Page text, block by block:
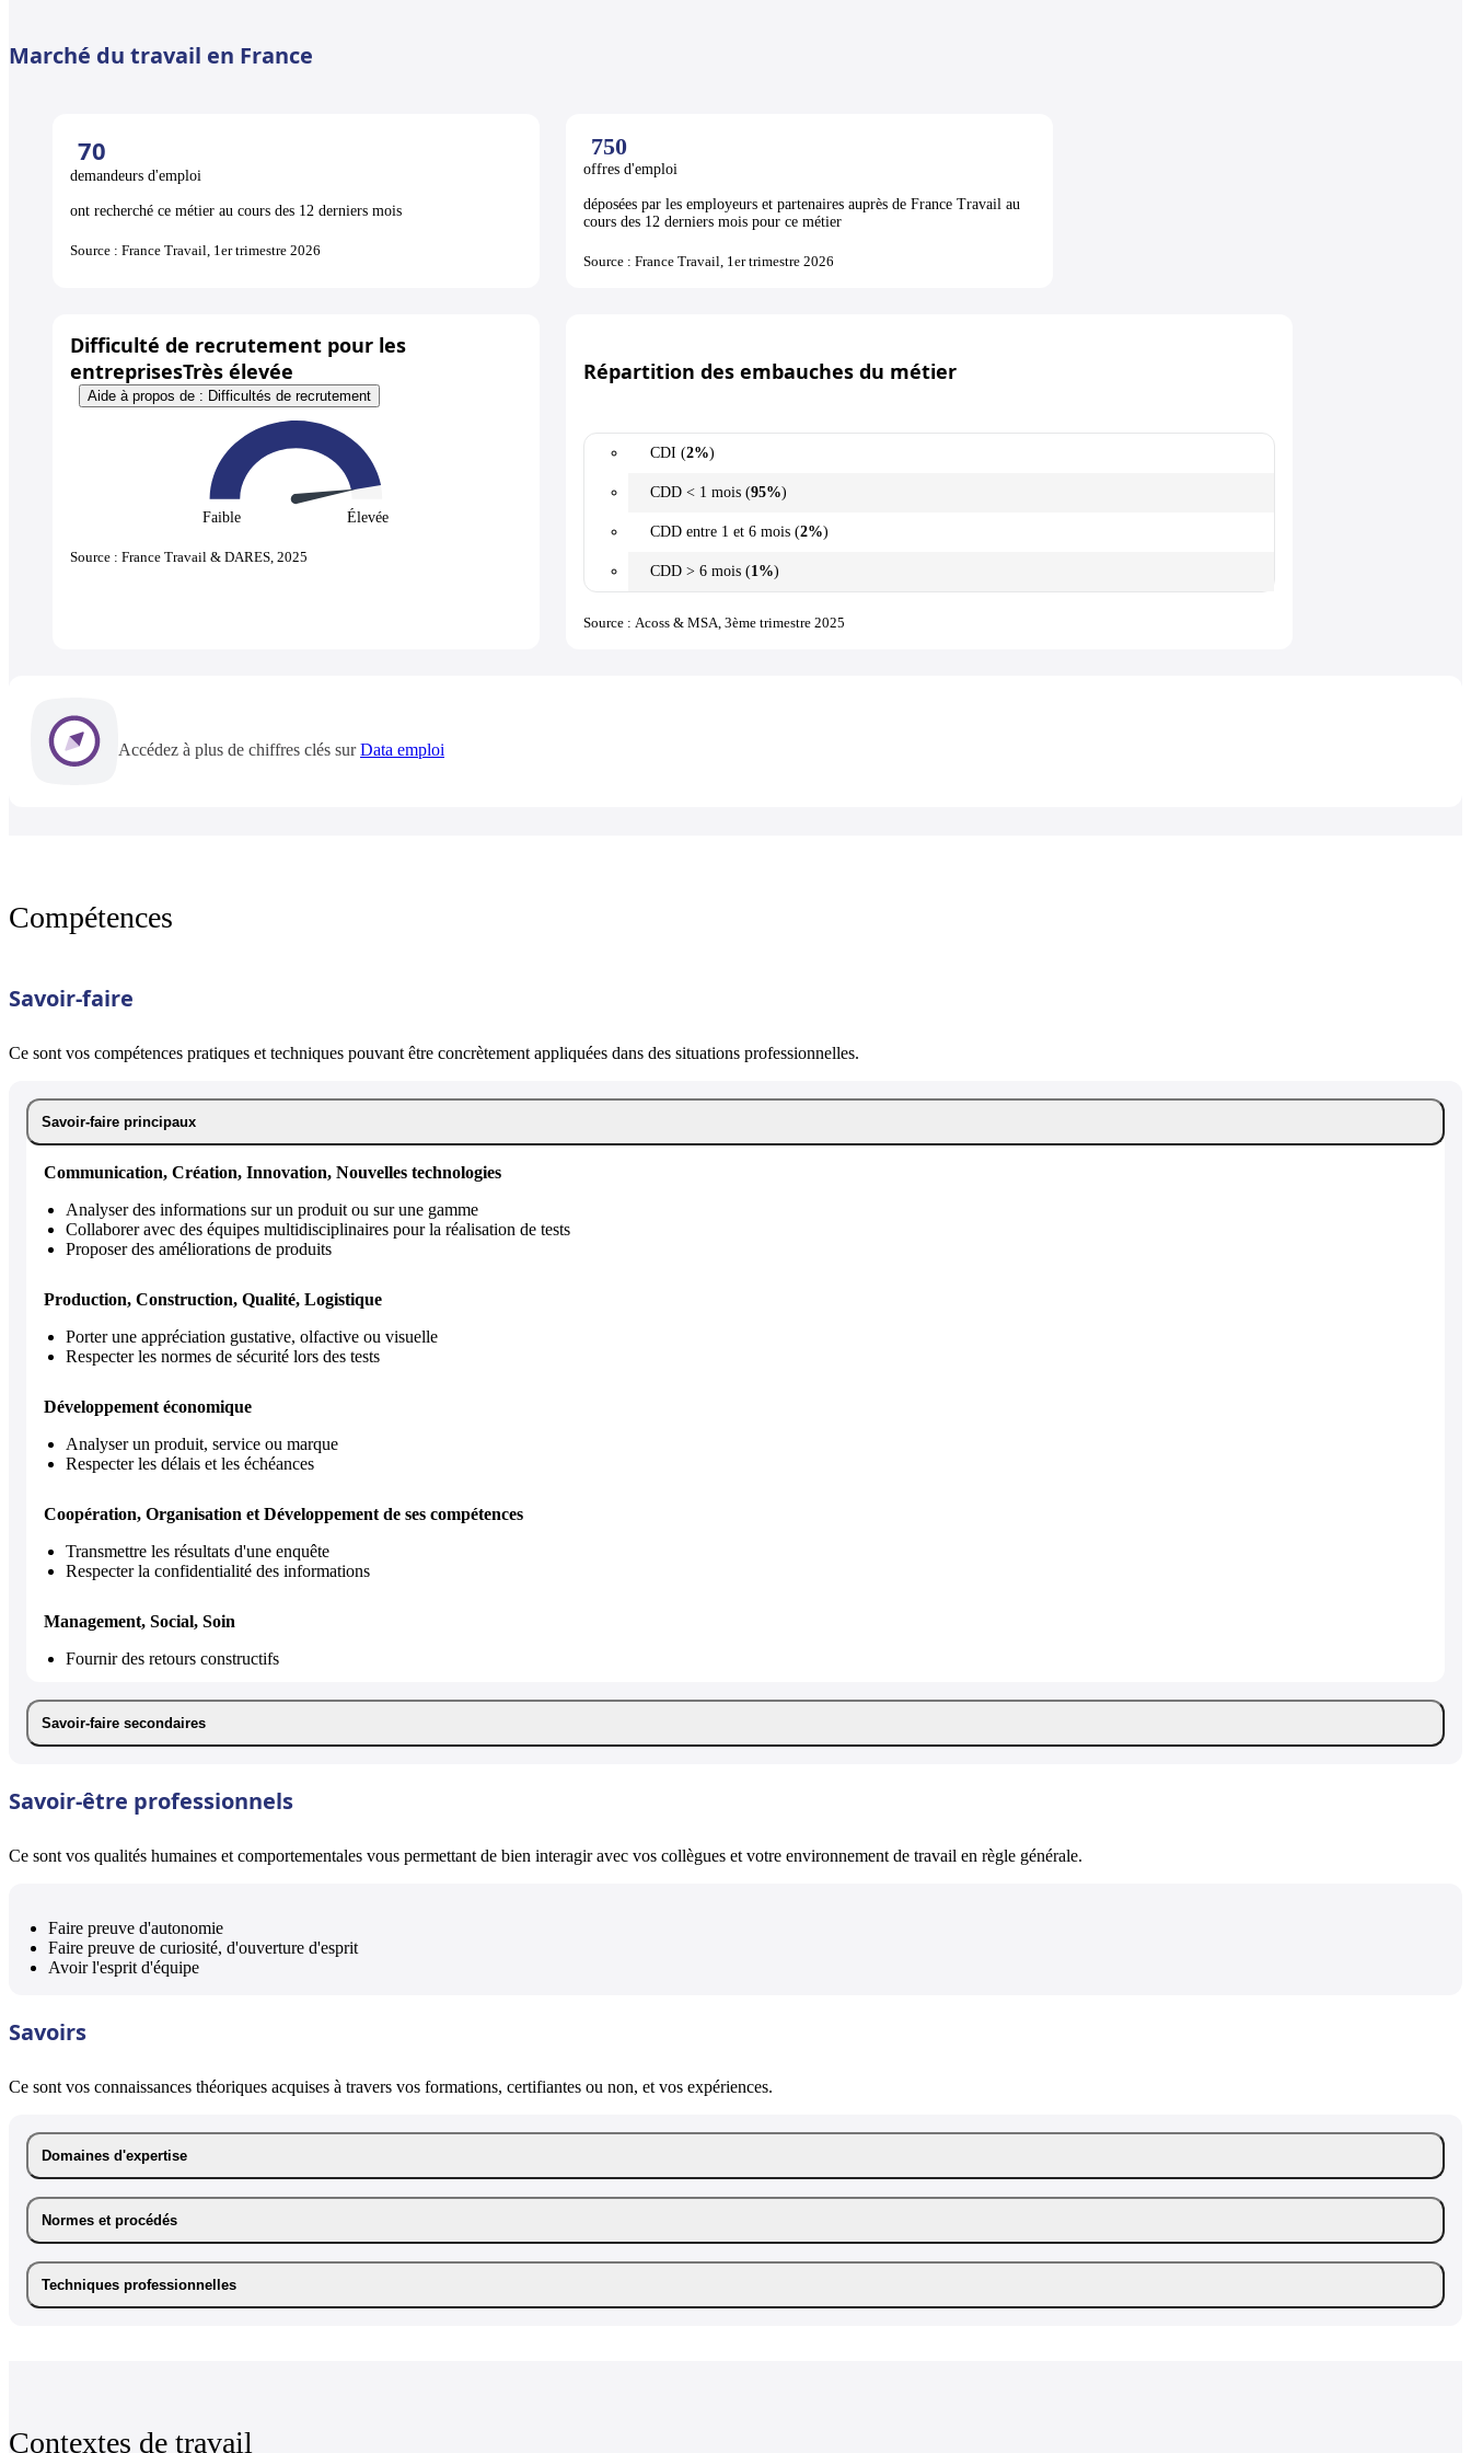
Marché du travail en France
70
demandeurs d'emploi
ont recherché ce métier au cours des 12 derniers mois
Source : France Travail, 1er trimestre 2026
750
offres d'emploi
déposées par les employeurs et partenaires auprès de France Travail au
cours des 12 derniers mois pour ce métier
Source : France Travail, 1er trimestre 2026
Difficulté de recrutement pour les
entreprisesTrès élevée
Aide à propos de : Difficultés de recrutement
Faible Élevée
Source : France Travail & DARES, 2025
Répartition des embauches du métier
CDI (2%)
CDD < 1 mois (95%)
CDD entre 1 et 6 mois (2%)
CDD > 6 mois (1%)
Source : Acoss & MSA, 3ème trimestre 2025
Accédez à plus de chiffres clés surData emploi
Compétences
Savoir-faire
Ce sont vos compétences pratiques et techniques pouvant être concrètement appliquées dans des situations professionnelles.
Savoir-faire principaux
Communication, Création, Innovation, Nouvelles technologies
Analyser des informations sur un produit ou sur une gamme
Collaborer avec des équipes multidisciplinaires pour la réalisation de tests
Proposer des améliorations de produits
Production, Construction, Qualité, Logistique
Porter une appréciation gustative, olfactive ou visuelle
Respecter les normes de sécurité lors des tests
Développement économique
Analyser un produit, service ou marque
Respecter les délais et les échéances
Coopération, Organisation et Développement de ses compétences
Transmettre les résultats d'une enquête
Respecter la confidentialité des informations
Management, Social, Soin
Fournir des retours constructifs
Savoir-faire secondaires
Savoir-être professionnels
Ce sont vos qualités humaines et comportementales vous permettant de bien interagir avec vos collègues et votre environnement de travail en règle générale.
Faire preuve d'autonomie
Faire preuve de curiosité, d'ouverture d'esprit
Avoir l'esprit d'équipe
Savoirs
Ce sont vos connaissances théoriques acquises à travers vos formations, certifiantes ou non, et vos expériences.
Domaines d'expertise
Normes et procédés
Techniques professionnelles
Contextes de travail